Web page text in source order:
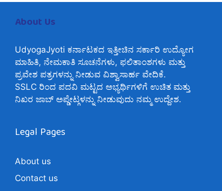
About Us
UdyogaJyoti ಕರ್ನಾಟಕದ ಇತ್ತೀಚಿನ ಸರ್ಕಾರಿ ಉದ್ಯೋಗ
ಮಾಹಿತಿ, ನೇಮಕಾತಿ ಸೂಚನೆಗಳು, ಫಲಿತಾಂಶಗಳು ಮತ್ತು
ಪ್ರವೇಶ ಪತ್ರಗಳನ್ನು ನೀಡುವ ವಿಶ್ವಾಸಾರ್ಹ ವೇದಿಕೆ.
SSLC ರಿಂದ ಪದವಿ ಮಟ್ಟದ ಅಭ್ಯರ್ಥಿಗಳಿಗೆ ಉಚಿತ ಮತ್ತು
ನಿಖರ ಜಾಬ್ ಅಪ್ಡೇಟ್ಗಳನ್ನು ನೀಡುವುದು ನಮ್ಮ ಉದ್ದೇಶ.
Legal Pages
About us
Contact us